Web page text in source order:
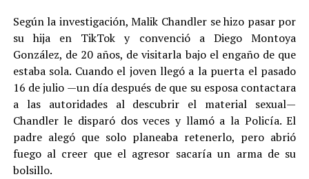
Según la investigación, Malik Chandler se hizo pasar por
su hija en TikTok y convenció a Diego Montoya
González, de 20 años, de visitarla bajo el engaño de que
estaba sola. Cuando el joven llegó a la puerta el pasado
16 de julio —un día después de que su esposa contactara
a las autoridades al descubrir el material sexual—
Chandler le disparó dos veces y llamó a la Policía. El
padre alegó que solo planeaba retenerlo, pero abrió
fuego al creer que el agresor sacaría un arma de su
bolsillo.